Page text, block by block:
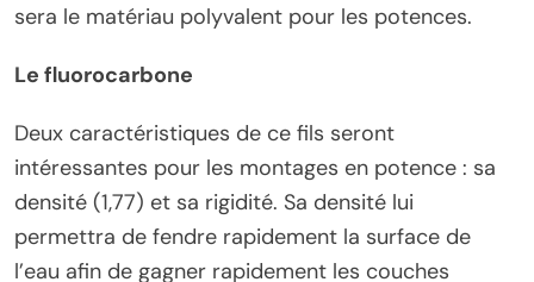
sera le matériau polyvalent pour les potences.
Le fluorocarbone
Deux caractéristiques de ce fils seront
intéressantes pour les montages en potence : sa
densité (1,77) et sa rigidité. Sa densité lui
permettra de fendre rapidement la surface de
l’eau afin de gagner rapidement les couches